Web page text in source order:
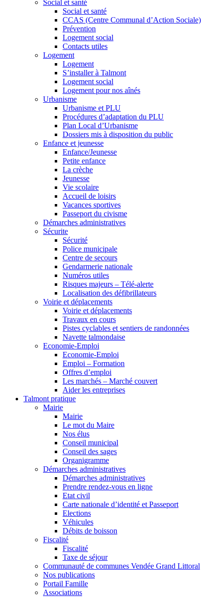
Social et santé
Social et santé
CCAS (Centre Communal d’Action Sociale)
Prévention
Logement social
Contacts utiles
Logement
Logement
S’installer à Talmont
Logement social
Logement pour nos aînés
Urbanisme
Urbanisme et PLU
Procédures d’adaptation du PLU
Plan Local d’Urbanisme
Dossiers mis à disposition du public
Enfance et jeunesse
Enfance/Jeunesse
Petite enfance
La crèche
Jeunesse
Vie scolaire
Accueil de loisirs
Vacances sportives
Passeport du civisme
Démarches administratives
Sécurite
Sécurité
Police municipale
Centre de secours
Gendarmerie nationale
Numéros utiles
Risques majeurs – Télé-alerte
Localisation des défibrillateurs
Voirie et déplacements
Voirie et déplacements
Travaux en cours
Pistes cyclables et sentiers de randonnées
Navette talmondaise
Economie-Emploi
Economie-Emploi
Emploi – Formation
Offres d’emploi
Les marchés – Marché couvert
Aider les entreprises
Talmont pratique
Mairie
Mairie
Le mot du Maire
Nos élus
Conseil municipal
Conseil des sages
Organigramme
Démarches administratives
Démarches administratives
Prendre rendez-vous en ligne
Etat civil
Carte nationale d’identité et Passeport
Elections
Véhicules
Débits de boisson
Fiscalité
Fiscalité
Taxe de séjour
Communauté de communes Vendée Grand Littoral
Nos publications
Portail Famille
Associations